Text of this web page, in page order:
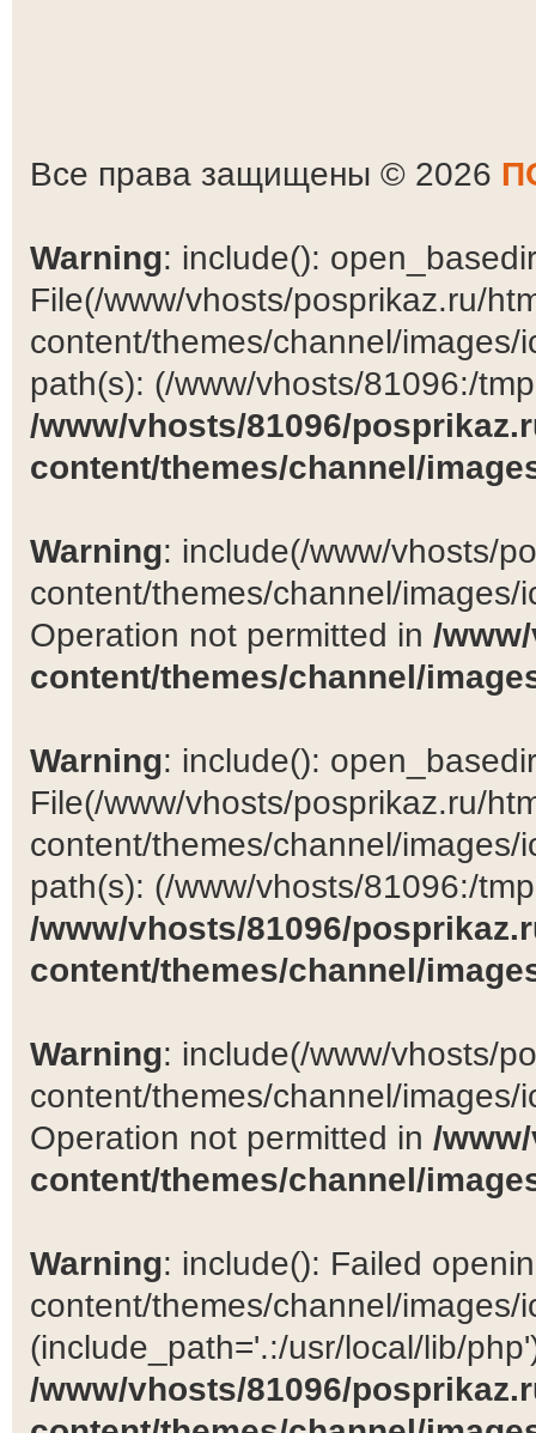
Все права защищены © 2026
Warning: include():
File(/www/vhosts/posprikaz.ru/
content/themes/channel/
path(s): (/www/vhosts/81096:/
/www/vhosts/81096/
content/themes/channel/
Warning: include(/www/vhosts/
content/themes/channel/
Operation not permitted in /
content/themes/channel/
Warning: include():
File(/www/vhosts/posprikaz.ru/
content/themes/channel/
path(s): (/www/vhosts/81096:/
/www/vhosts/81096/
content/themes/channel/
Warning: include(/www/vhosts/
content/themes/channel/
Operation not permitted in /
content/themes/channel/
Warning: include(): Failed
content/themes/channel/images/
(include_path='.:/usr/local/lib/
/www/vhosts/81096/